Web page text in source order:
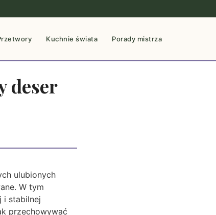
Kuchnie świata Porady mistrza
deser
ulubionych
W tym
i stabilnej
przechowywać